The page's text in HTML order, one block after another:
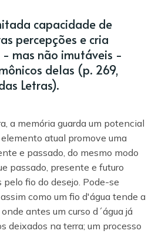
capacidade de
percepções e cria
mas não imutáveis -
delas (p. 269,
Letras).
a memória guarda um potencial
atual promove uma
e passado, do mesmo modo
passado, presente e futuro
fio do desejo. Pode-se
como um fio d'água tende a
antes um curso d´água já
deixados na terra; um processo